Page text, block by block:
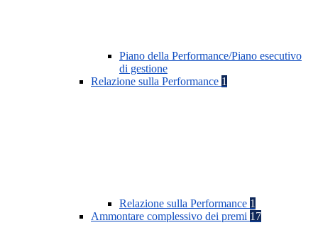
Piano della Performance/Piano esecutivo
di gestione
Relazione sulla Performance 1
Relazione sulla Performance 1
Ammontare complessivo dei premi 17